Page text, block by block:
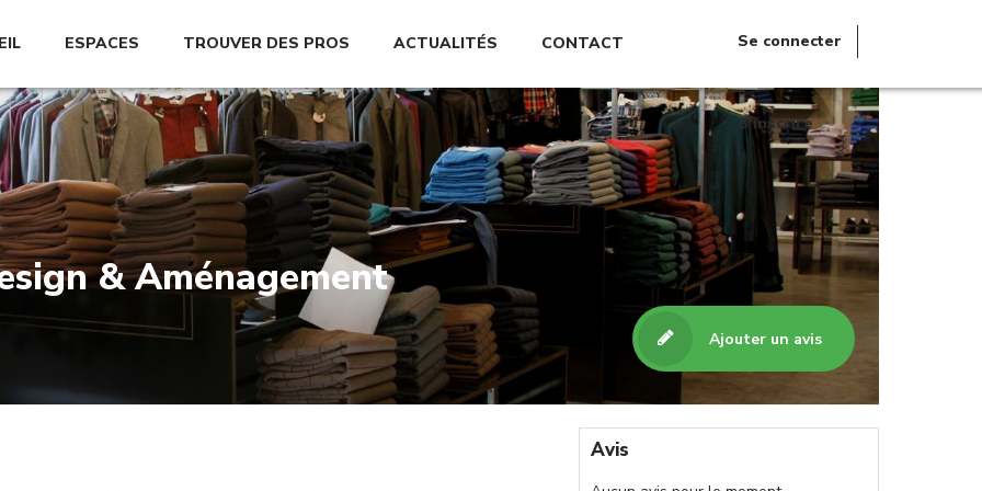
ESPACES TROUVER DES PROS ACTUALITÉS CONTACT Se connecter
S'inscrire
& Aménagement
Ajouter un avis
Avis